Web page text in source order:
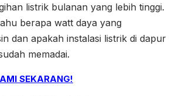
listrik bulanan yang lebih tinggi.
berapa watt daya yang
dan apakah instalasi listrik di dapur
memadai.
SEKARANG!